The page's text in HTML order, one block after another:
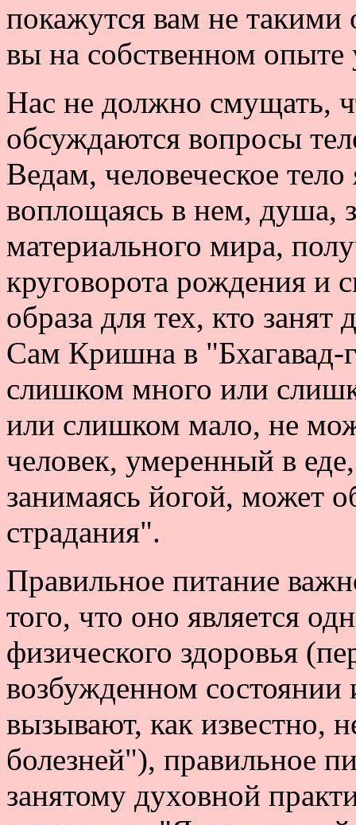
покажутся вам не
вы на собственном опыте
Нас не должно смущать,
обсуждаются вопросы
Ведам, человеческое
воплощаясь в нем, душа,
материального мира,
круговорота рождения и
образа для тех, кто
Сам Кришна в "Бхагавад-
слишком много или
или слишком мало, не
человек, умеренный в
занимаясь йогой, может
страдания".
Правильное питание
того, что оно является
физического здоровья
возбужденном
вызывают, как известно,
болезней"), правильное
занятому духовной